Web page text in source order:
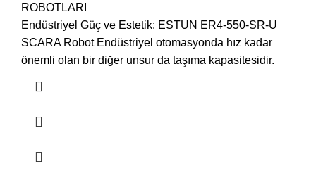
ROBOTLARI
Endüstriyel Güç ve Estetik: ESTUN ER4-550-SR-U
SCARA Robot Endüstriyel otomasyonda hız kadar
önemli olan bir diğer unsur da taşıma kapasitesidir.